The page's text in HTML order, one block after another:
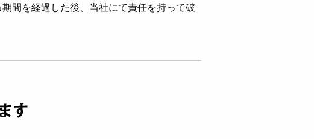
間を経過した後、当社にて責任を持って破